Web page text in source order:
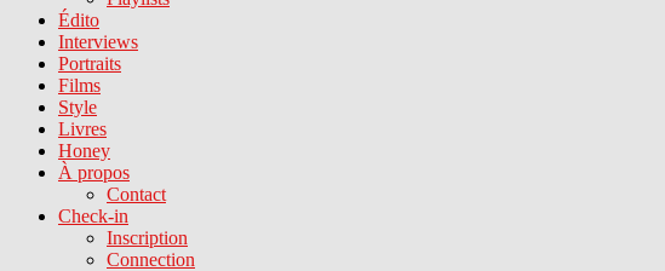
Édito
Interviews
Portraits
Films
Style
Livres
Honey
À propos
Contact
Check-in
Inscription
Connection